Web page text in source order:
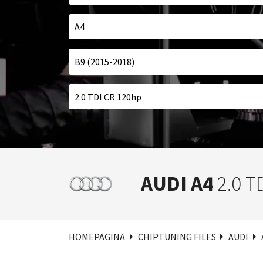
AUDI A42.0
HOMEPAGINA CHIPTUNING FILES AUDI